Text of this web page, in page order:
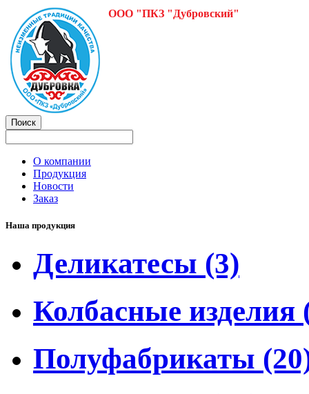
ООО "ПКЗ "Дубровский"
О компании
Продукция
Новости
Заказ
Наша продукция
Деликатесы (3)
Колбасные изделия
Полуфабрикаты